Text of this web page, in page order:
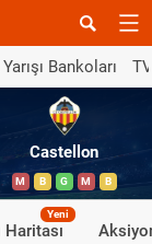
Bankoları
Castellon
M B G M B
Haritası
Yeni